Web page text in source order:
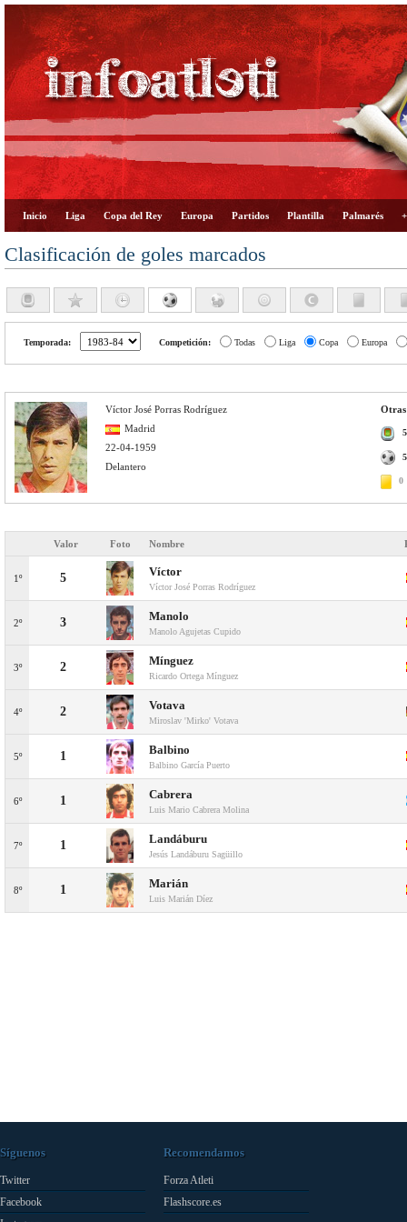
Inicio Liga Copa del Rey Europa Partidos Plantilla Palmarés
Clasificación de goles marcados
Temporada: Competición: Todas Liga Copa Europa
Otras
5
5
0
Víctor José Porras Rodríguez
Madrid
22-04-1959
Delantero
Valor Foto Nombre
1º 5 Víctor
Víctor José Porras Rodríguez
2º 3 Manolo
Manolo Agujetas Cupido
3º 2 Mínguez
Ricardo Ortega Mínguez
4º 2 Votava
Miroslav 'Mirko' Votava
5º 1 Balbino
Balbino García Puerto
6º 1 Cabrera
Luis Mario Cabrera Molina
7º 1 Landáburu
Jesús Landáburu Sagüillo
8º 1 Marián
Luis Marián Díez
Síguenos
Twitter
Facebook
Recomendamos
Forza Atleti
Flashscore.es